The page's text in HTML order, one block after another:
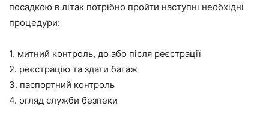
посадкою в літак потрібно пройти наступні необхідні
процедури:
1. митний контроль, до або після реєстрації
2. реєстрацію та здати багаж
3. паспортний контроль
4. огляд служби безпеки